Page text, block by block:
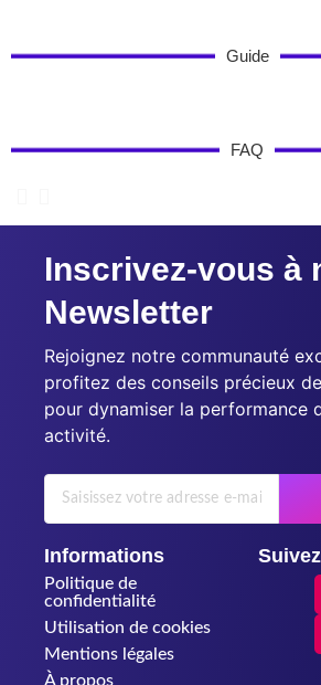
Guide
FAQ
Inscrivez-vous à
Newsletter
Rejoignez notre communauté
profitez des conseils précieux de
pour dynamiser la performance
activité.
Informations
Politique de
confidentialité
Utilisation de cookies
Mentions légales
À propos